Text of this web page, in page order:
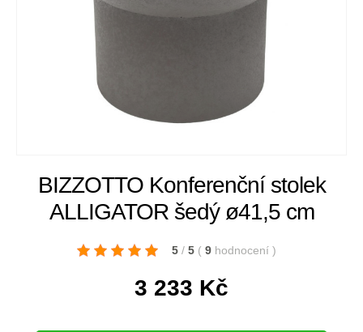
BIZZOTTO Konferenční stolek
ALLIGATOR šedý ø41,5 cm
5 / 5 ( 9 hodnocení )
3 233 Kč